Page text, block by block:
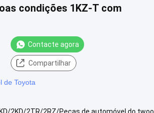
condições 1KZ-T com
Contacte agora
Compartilhar
de Toyota
2KD/2TR/2RZ/Peças de automóvel do twoo